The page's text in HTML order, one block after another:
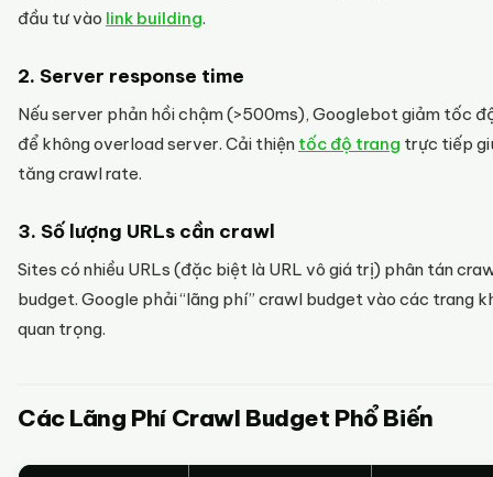
đầu tư vào link building.
2. Server response time
Nếu server phản hồi chậm (>500ms), Googlebot giảm tốc
để không overload server. Cải thiện tốc độ trang trực tiếp
tăng crawl rate.
3. Số lượng URLs cần crawl
Sites có nhiều URLs (đặc biệt là URL vô giá trị) phân tán
budget. Google phải “lãng phí” crawl budget vào các trang
quan trọng.
Các Lãng Phí Crawl Budget Phổ Biến